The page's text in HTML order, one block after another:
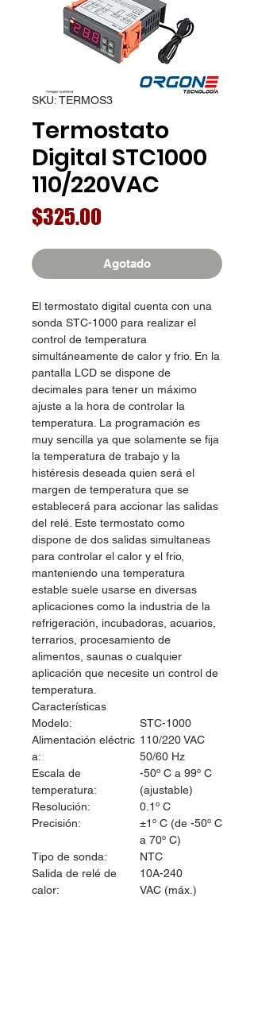
SKU: TERMOS3
Termostato
Digital STC1000
110/220VAC
$325.00
Agotado
El termostato digital cuenta con una
sonda STC-1000 para realizar el
control de temperatura
simultáneamente de calor y frio. En la
pantalla LCD se dispone de
decimales para tener un máximo
ajuste a la hora de controlar la
temperatura. La programación es
muy sencilla ya que solamente se fija
la temperatura de trabajo y la
histéresis deseada quien será el
margen de temperatura que se
establecerá para accionar las salidas
del relé. Este termostato como
dispone de dos salidas simultaneas
para controlar el calor y el frio,
manteniendo una temperatura
estable suele usarse en diversas
aplicaciones como la industria de la
refrigeración, incubadoras, acuarios,
terrarios, procesamiento de
alimentos, saunas o cualquier
aplicación que necesite un control de
temperatura.
Características
Modelo:
STC-1000
Alimentación eléctric
a:
110/220 VAC
50/60 Hz
Escala de
temperatura:
-50º C a 99º C
(ajustable)
Resolución:
0.1º C
Precisión:
±1º C (de -50º C
a 70º C)
Tipo de sonda:
NTC
Salida de relé de
calor:
10A-240
VAC (máx.)